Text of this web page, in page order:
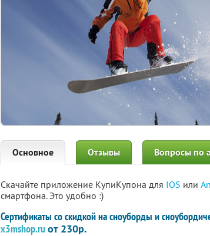
Основное Отзывы Вопросы по
Скачайте приложение КупиКупона для IOS или
смартфона. Это удобно :)
Сертификаты со скидкой на сноуборды и
x3mshop.ruот 230р.